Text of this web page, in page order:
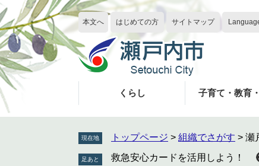
ペ
ー
ジ
の
先
頭
で
す
メ
ニ
ュ
ー
を
飛
ば
し
本文へ はじめての方 サイトマップ
くらし 子育て・教育
現在地 トップページ > 組織でさがす > 瀬
救急安心カードを活用しよう！